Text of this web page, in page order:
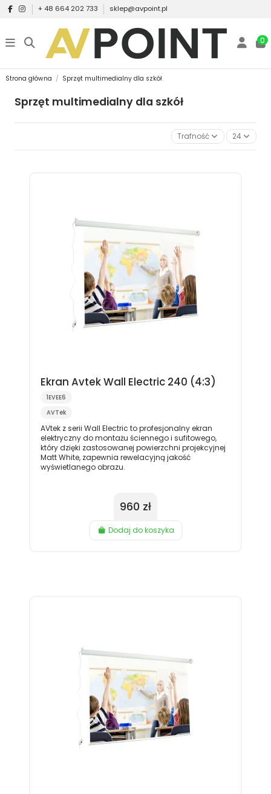
+ 48 664 202 733 sklep@avpoint.pl
0
Strona główna Sprzęt multimedialny dla szkół
Sprzęt multimedialny dla szkół
Trafność 24
Ekran Avtek Wall Electric 240 (4:3)
1EVEE6
AVTek
AVtek z serii Wall Electric to profesjonalny ekran
elektryczny do montażu ściennego i sufitowego,
który dzięki zastosowanej powierzchni projekcyjnej
Matt White, zapewnia rewelacyjną jakość
wyświetlanego obrazu.
960 zł
Dodaj do koszyka